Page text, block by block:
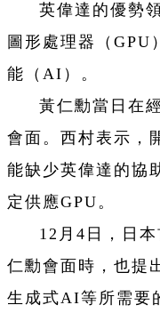
英偉達的優勢
圖形處理器（GPU
能（AI）。
黃仁勳當日在
會面。西村表示，
能缺少英偉達的協
定供應GPU。
12月4日，日
仁勳會面時，也提
生成式AI等所需要